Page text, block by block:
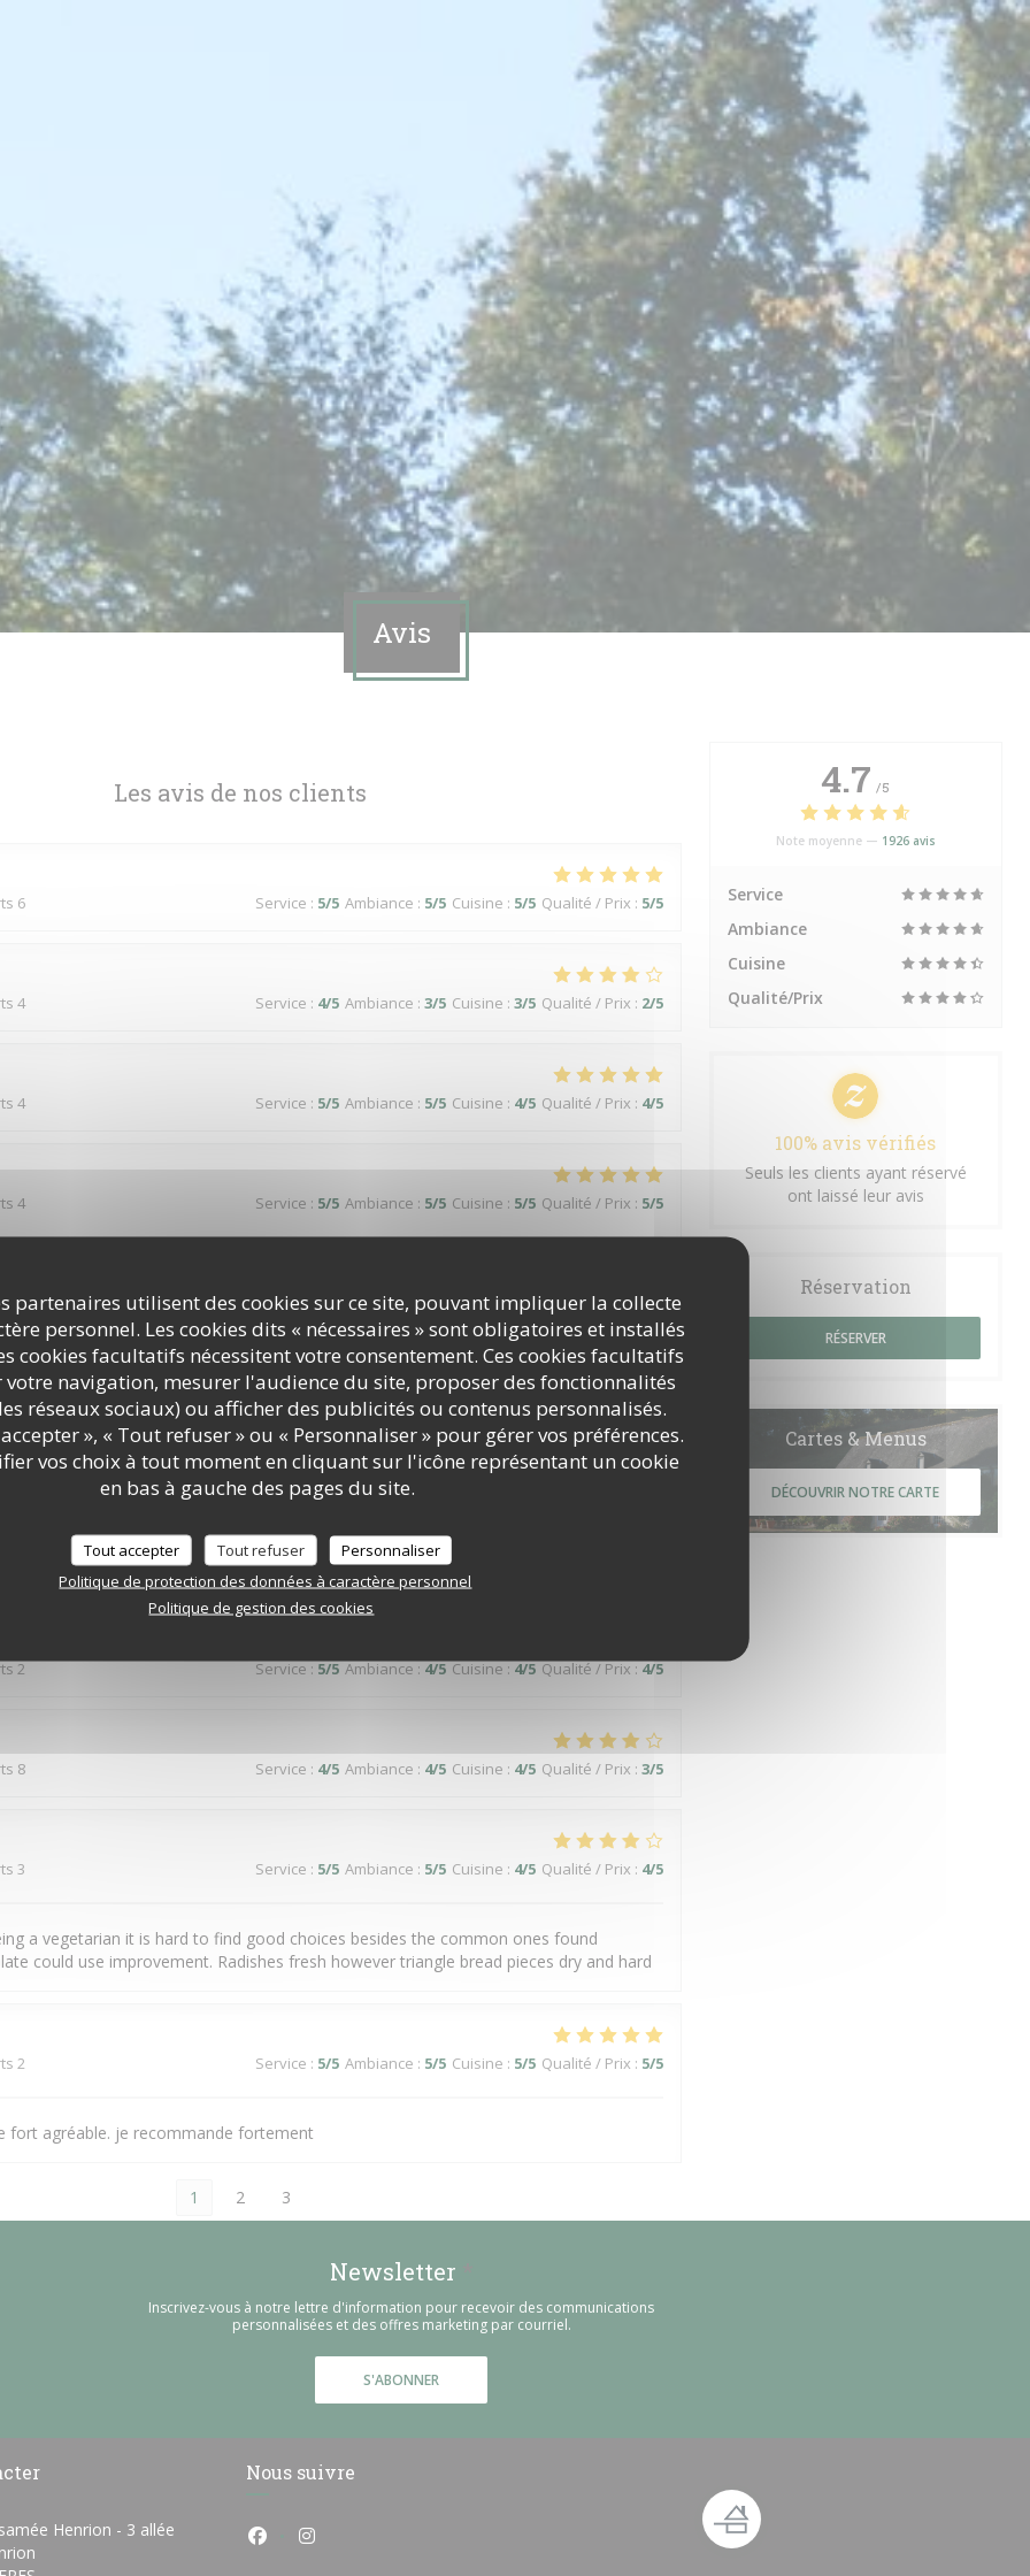
partenaires utilisent des cookies sur ce site, pouvant impliquer la collecte
personnel. Les cookies dits « nécessaires » sont obligatoires et installés
cookies facultatifs nécessitent votre consentement. Ces cookies facultatifs
votre navigation, mesurer l'audience du site, proposer des fonctionnalités
réseaux sociaux) ou afficher des publicités ou contenus personnalisés.
», « Tout refuser » ou « Personnaliser » pour gérer vos préférences.
vos choix à tout moment en cliquant sur l'icône représentant un cookie
en bas à gauche des pages du site.
Tout accepter Tout refuser
Personnaliser
Politique de protection des données à caractère personnel
Politique de gestion des cookies
Avis
Les avis de nos clients
6 Service : 5/5 Ambiance : 5/5 Cuisine : 5/5 Qualité / Prix : 5/5
4 Service : 4/5 Ambiance : 3/5 Cuisine : 3/5 Qualité / Prix : 2/5
4 Service : 5/5 Ambiance : 5/5 Cuisine : 4/5 Qualité / Prix : 4/5
4 Service : 5/5 Ambiance : 5/5 Cuisine : 5/5 Qualité / Prix : 5/5
😊
2 Service Ambiance : Cuisine Qualité / Prix: 5/5
Service:5/5 Ambiance:
2 Service:5/5 Ambiance:4/5 Cuisine:4/5 Qualité / Prix:4/5
8 Service : 4/5 Ambiance : 4/5 Cuisine : 4/5 Qualité / Prix : 3/5
3 Service : 5/5 Ambiance : 5/5 Cuisine : 4/5 Qualité / Prix : 4/5
a vegetarian it is hard to find good choices besides the common ones found
could use improvement. Radishes fresh however triangle bread pieces dry and hard
2 Service : 5/5 Ambiance : 5/5 Cuisine : 5/5 Qualité / Prix : 5/5
fort agréable. je recommande fortement
1 2 3
4.7 /5
Note moyenne — 1926 avis
Service
Ambiance
Cuisine
Qualité/Prix
100% avis vérifiés
Seuls les clients ayant réservé
ont laissé leur avis
Réservation
RÉSERVER
Cartes & Menus
DÉCOUVRIR NOTRE CARTE
Newsletter
Inscrivez-vous à notre lettre d'information pour recevoir des communications
personnalisées et des offres marketing par courriel.
S'ABONNER
Henrion - 3 allée
Nous suivre
Facebook ((ouvre une nouvelle fenêtre))
Instagram ((ouvre une nouvelle fenêtre))